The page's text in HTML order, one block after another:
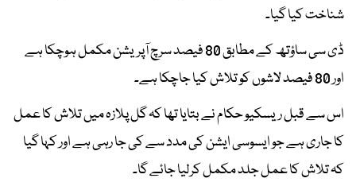
شناخت کیا گیا۔
ڈی سی ساؤتھ کے مطابق 80 فیصد سرچ آپریشن مکمل ہوچکا ہے
اور 80 فیصد لاشوں کو تلاش کیا جاچکا ہے۔
اس سے قبل ریسکیو حکام نے بتایا تھا کہ گل پلازہ میں تلاش کا عمل
کا جاری ہے جو ایسوسی ایشن کی مدد سے کی جا رہی ہے اور کہا گیا
کہ تلاش کا عمل جلد مکمل کرلیا جائے گا۔